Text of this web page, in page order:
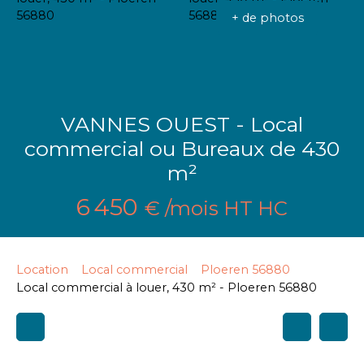
+ de photos
VANNES OUEST - Local
commercial ou Bureaux de 430
m²
6 450 € /mois HT HC
Location Local commercial
Ploeren 56880
Local commercial à louer, 430 m² - Ploeren 56880